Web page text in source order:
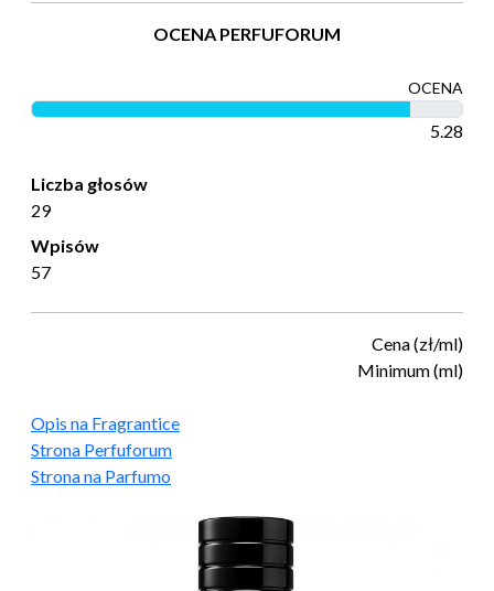
OCENA PERFUFORUM
OCENA
5.28
Liczba głosów
29
Wpisów
57
Cena (zł/ml)
Minimum (ml)
Opis na Fragrantice
Strona Perfuforum
Strona na Parfumo